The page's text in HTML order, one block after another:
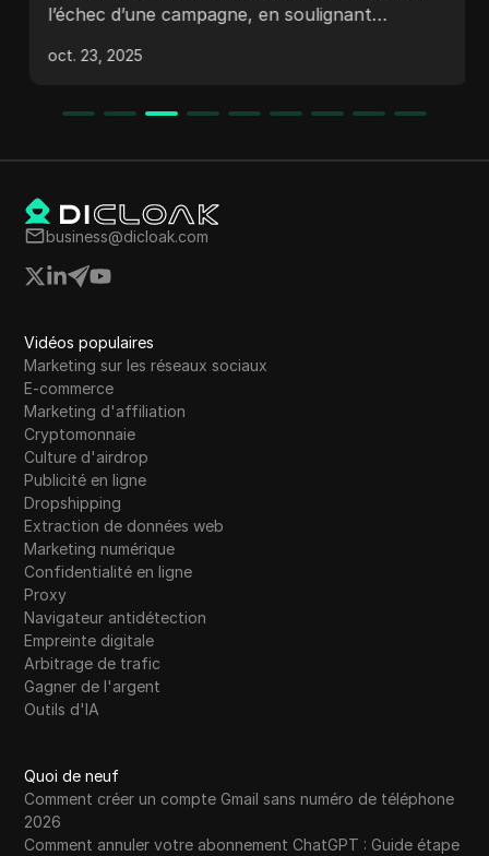
l’échec d’une campagne, en soulignant
campagnes de manière stratégique, en se
utilisant des créations variées, en testant
oct. 23, 2025
business@dicloak.com
Vidéos populaires
Marketing sur les réseaux sociaux
E-commerce
Marketing d'affiliation
Cryptomonnaie
Culture d'airdrop
Publicité en ligne
Dropshipping
Extraction de données web
Marketing numérique
Confidentialité en ligne
Proxy
Navigateur antidétection
Empreinte digitale
Arbitrage de trafic
Gagner de l'argent
Outils d'IA
Quoi de neuf
Comment créer un compte Gmail sans numéro de téléphone
2026
Comment annuler votre abonnement ChatGPT : Guide étape